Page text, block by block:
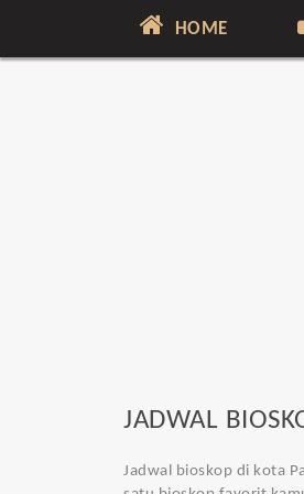
HOME
JADWAL
Jadwal bioskop di kota